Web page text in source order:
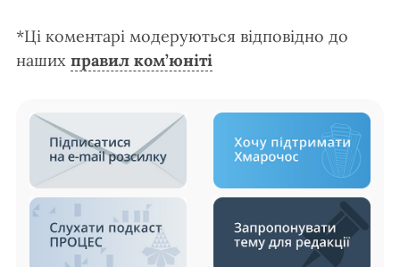
*Ці коментарі модеруються відповідно до
наших правил ком’юніті